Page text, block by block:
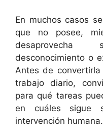
En muchos casos
que no posee,
desconocimiento o
Antes de
trabajo diario,
para qué tareas
en cuáles sigue
intervención humana.